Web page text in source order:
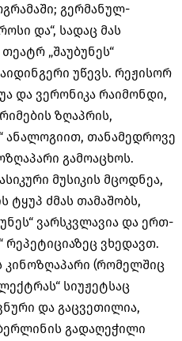
გერმანულ-
და“, სადაც მას
„შაუბუნეს“
უწევს. რეჟისორ
და ვერონიკა რაიმონდი,
ზღაპრის,
ანალოგიით, თანამედროვე
გამოაცხოს.
მუსიკის მცოდნეა,
ძმას თამაშობს,
ვარსკვლავია და ერთ-
ვხედავთ.
კინოზღაპარი (რომელშიც
სიუჟეტსაც
და გაცვეთილია,
გადაღეჭილი